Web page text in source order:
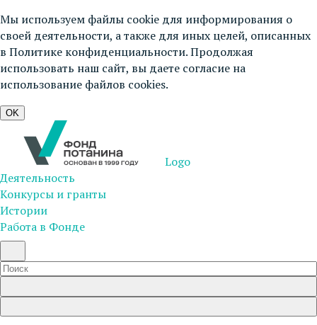
Мы используем файлы cookie для информирования о
своей деятельности, а также для иных целей, описанных
в Политике конфиденциальности. Продолжая
использовать наш сайт, вы даете согласие на
использование файлов cookies.
OK
Logo
Деятельность
Конкурсы и гранты
Истории
Работа в Фонде